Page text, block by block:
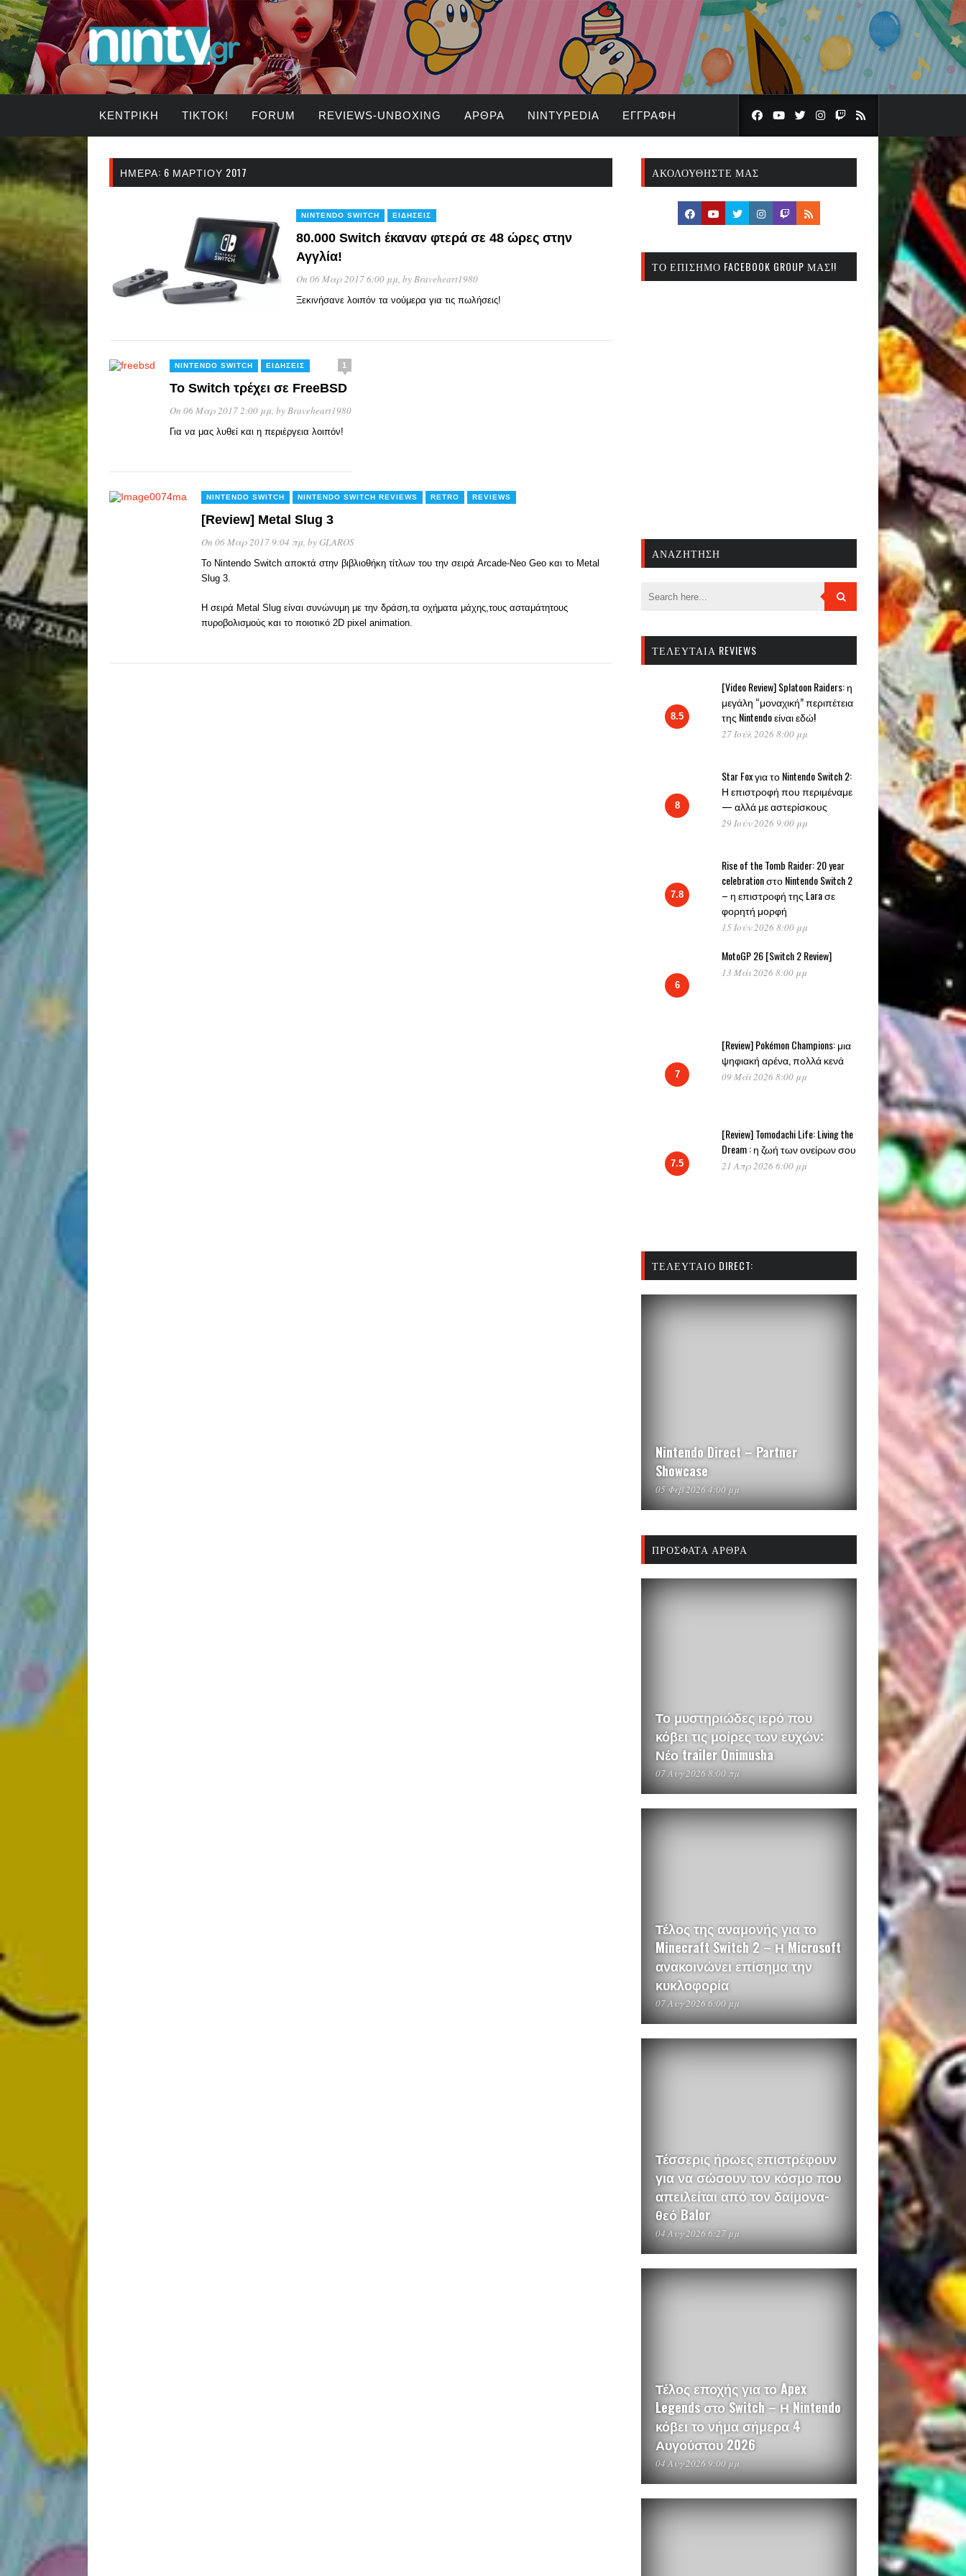
ΚΕΝΤΡΙΚΉ TIKTOK! FORUM REVIEWS-UNBOXING ΆΡΘΡΑ NINTYPEDIA ΕΓΓΡΑΦΉ
ΗΜΈΡΑ: 6 ΜΑΡΤΊΟΥ 2017
NINTENDO SWITCH ΕΙΔΉΣΕΙΣ
80.000 Switch έκαναν φτερά σε 48 ώρες στην
Αγγλία!
On 06 Μαρ 2017 6:00 μμ, byBraveheart1980
Ξεκινήσανε λοιπόν τα νούμερα για τις πωλήσεις!
NINTENDO SWITCH ΕΙΔΉΣΕΙΣ 1
To Switch τρέχει σε FreeBSD
On 06 Μαρ 2017 2:00 μμ, byBraveheart1980
Για να μας λυθεί και η περιέργεια λοιπόν!
NINTENDO SWITCH NINTENDO SWITCH REVIEWS RETRO REVIEWS
[Review] Metal Slug 3
On 06 Μαρ 2017 9:04 πμ, byGLAROS
Το Nintendo Switch αποκτά στην βιβλιοθήκη τίτλων του την σειρά Arcade-Νeo Geo και το Metal
Slug 3.
Η σειρά Metal Slug είναι συνώνυμη με την δράση,τα οχήματα μάχης,τους ασταμάτητους
πυροβολισμούς και το ποιοτικό 2D pixel animation.
ΑΚΟΛΟΥΘΉΣΤΕ ΜΑΣ
ΤΟ ΕΠΊΣΗΜΟ FACEBOOK GROUP ΜΑΣ!!
ΑΝΑΖΉΤΗΣΗ
ΤΕΛΕΥΤΑΊΑ REVIEWS
8.5
[Video Review] Splatoon Raiders: η
μεγάλη “μοναχική” περιπέτεια
της Nintendo είναι εδώ!
27 Ιούλ 2026 8:00 μμ
8
Star Fox για το Nintendo Switch 2:
Η επιστροφή που περιμέναμε
— αλλά με αστερίσκους
29 Ιούν 2026 9:00 μμ
7.8
Rise of the Tomb Raider: 20 year
celebration στο Nintendo Switch 2
– η επιστροφή της Lara σε
φορητή μορφή
15 Ιούν 2026 8:00 μμ
6
MotoGP 26 [Switch 2 Review]
13 Μάι 2026 8:00 μμ
7
[Review] Pokémon Champions: μια
ψηφιακή αρένα, πολλά κενά
09 Μάι 2026 8:00 μμ
7.5
[Review] Tomodachi Life: Living the
Dream : η ζωή των ονείρων σου
21 Απρ 2026 6:00 μμ
ΤΕΛΕΥΤΑΊΟ DIRECT:
Nintendo Direct – Partner
Showcase
05 Φεβ 2026 4:00 μμ
ΠΡΌΣΦΑΤΑ ΆΡΘΡΑ
Το μυστηριώδες ιερό που
κόβει τις μοίρες των ευχών:
Νέο trailer Onimusha
07 Αυγ 2026 8:00 πμ
Τέλος της αναμονής για το
Minecraft Switch 2 – Η Microsoft
ανακοινώνει επίσημα την
κυκλοφορία
07 Αυγ 2026 6:00 μμ
Τέσσερις ήρωες επιστρέφουν
για να σώσουν τον κόσμο που
απειλείται από τον δαίμονα-
θεό Balor
04 Αυγ 2026 6:27 μμ
Τέλος εποχής για το Apex
Legends στο Switch – Η Nintendo
κόβει το νήμα σήμερα 4
Αυγούστου 2026
04 Αυγ 2026 9:00 μμ